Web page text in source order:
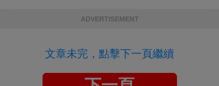
ADVERTISEMENT
文章未完，點擊下一頁繼續